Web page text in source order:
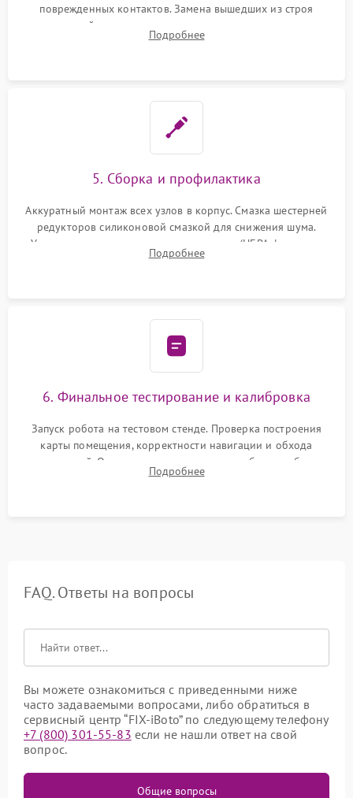
поврежденных контактов. Замена вышедших из строя
двигателей, изношенного аккумулятора, неисправного
лидара или помпы подачи воды. Восстановление шлейфов и
Подробнее
5. Сборка и профилактика
Аккуратный монтаж всех узлов в корпус. Смазка шестерней
редукторов силиконовой смазкой для снижения шума.
Установка новых расходных материалов (HEPA-фильтров,
микрофибры, щеток). Надежная фиксация разъемов и
Подробнее
6. Финальное тестирование и калибровка
Запуск робота на тестовом стенде. Проверка построения
карты помещения, корректности навигации и обхода
препятствий. Оценка силы всасывания и работы турбины.
Тестирование автоматического возврата на док-станцию и
Подробнее
FAQ. Ответы на вопросы
Вы можете ознакомиться с приведенными ниже
часто задаваемыми вопросами, либо обратиться в
сервисный центр “FIX-iBoto” по следующему телефону
+7 (800) 301-55-83 если не нашли ответ на свой
вопрос.
Общие вопросы